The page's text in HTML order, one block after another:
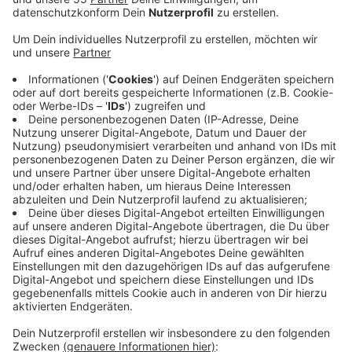
Anzeige
An der Hochschule Niederrhein beginnt die
Bewerbungsphase für das kommende Wintersemester.
Studieninteressierte können sich für insgesamt 90
Bachelor- und 30 Masterstudiengänge bewerben.
Unter anderem in den Bereichen Maschinenbau, Design
und Sozialwesen. Ein Großteil der
Bachelorstudiengänge ist zulassungsfrei. Für diese
Fächer läuft die Bewerbungsfrist bis 15.September.
Für zulassugsbeschränkte Studiengänge endet sie
zwei Monate früher - am 15. Juli. Eine Bewerbung ist
online möglich. Das neue Wintersemester an der
Hochschule Niederrhein beginnt am 01.September.